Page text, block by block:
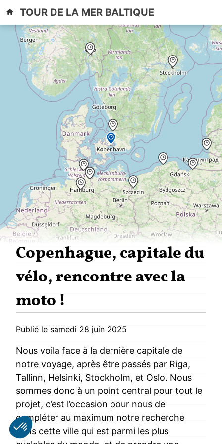
content
Copenhague, capitale du
vélo, rencontre avec la
moto !
Publié le samedi 28 juin 2025
Nous voila face à la dernière capitale de
notre voyage, après être passés par Riga,
Tallinn, Helsinki, Stockholm, et Oslo. Nous
sommes donc à un point central pour tout le
projet, c’est l’occasion pour nous de
compléter au maximum notre recherche
dans cette ville qui est parmi les plus
PrimaryTOUR DE LA MER BALTIQUE